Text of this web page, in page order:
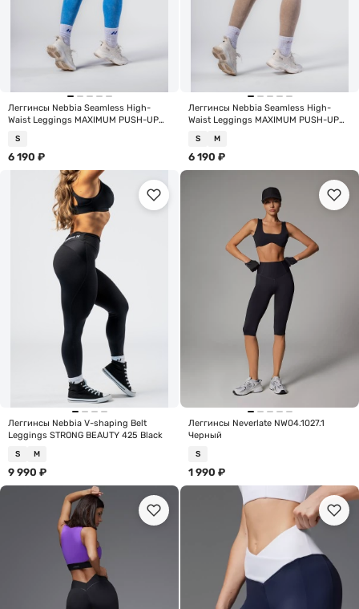
Леггинсы Nebbia Seamless High-
Waist Leggings MAXIMUM PUSH-UP
S
6 190 ₽
Леггинсы Nebbia Seamless High-
Waist Leggings MAXIMUM PUSH-UP
S M
6 190 ₽
Леггинсы Nebbia V-shaping Belt
Leggings STRONG BEAUTY 425 Black
S M
9 990 ₽
Леггинсы Neverlate NW04.1027.1
Черный
S
1 990 ₽